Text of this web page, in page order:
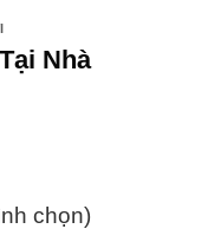
Nhà
chọn)